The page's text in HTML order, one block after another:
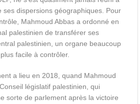
ses dispersions géographiques. Pour
Mahmoud Abbas a ordonné en
palestinien de transférer ses
palestinien, un organe beaucoup
facile à contrôler.
a lieu en 2018, quand Mahmoud
législatif palestinien, qui
sorte de parlement après la victoire